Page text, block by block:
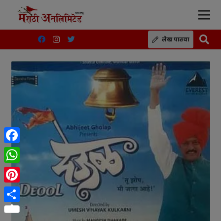
लेख पाठवा
Facebook
WhatsApp
Pinterest
Share